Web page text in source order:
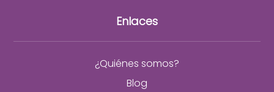
Enlaces
¿Quiénes somos?
Blog